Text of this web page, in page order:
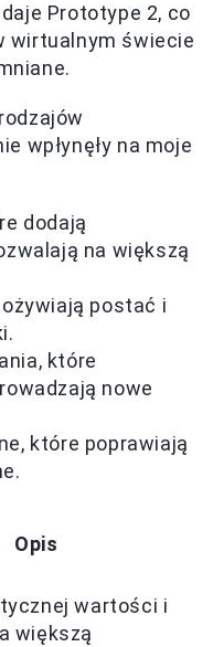
Prototype 2, co
wirtualnym świecie
wpłynęły na moje
dodają
na większą
postać i
które
nowe
które poprawiają
Opis
wartości i
większą